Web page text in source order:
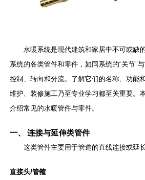
水暖系统是现代建筑和家居中不可或缺
系统的各类管件和零件，如同系统的“关节”与
控制、转向和分流。了解它们的名称、功能
维护、装修施工乃至专业学习都至关重要。
介绍常见的水暖管件与零件。
一、 连接与延伸类管件
这类管件主要用于管道的直线连接或延长
直接头/管箍